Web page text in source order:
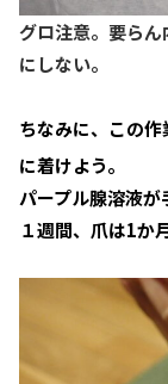
グロ注意。要ら
にしない。
ちなみに、この
に着けよう。
パープル腺溶液
１週間、爪は1か